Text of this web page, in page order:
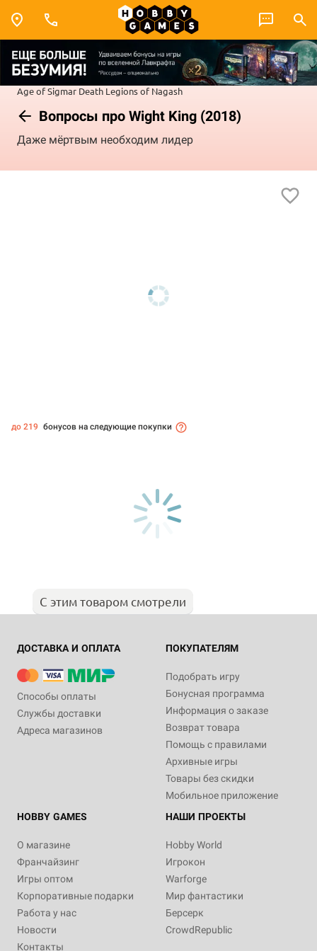
Age of Sigmar Death Legions of Nagash
Вопросы про Wight King (2018)
Даже мёртвым необходим лидер
до 219 бонусов на следующие покупки
С этим товаром смотрели
ДОСТАВКА И ОПЛАТА
Способы оплаты
Службы доставки
Адреса магазинов
ПОКУПАТЕЛЯМ
Подобрать игру
Бонусная программа
Информация о заказе
Возврат товара
Помощь с правилами
Архивные игры
Товары без скидки
Мобильное приложение
HOBBY GAMES
О магазине
Франчайзинг
Игры оптом
Корпоративные подарки
Работа у нас
Новости
Контакты
НАШИ ПРОЕКТЫ
Hobby World
Игрокон
Warforge
Мир фантастики
Берсерк
CrowdRepublic